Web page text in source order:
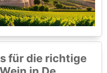
für die richtige